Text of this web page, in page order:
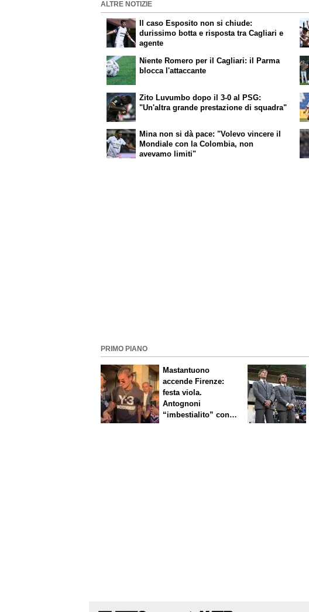
ALTRE NOTIZIE
Il caso Esposito non si chiude:
durissimo botta e risposta tra Cagliari e
agente
Niente Romero per il Cagliari: il Parma
blocca l'attaccante
Zito Luvumbo dopo il 3-0 al PSG:
"Un'altra grande prestazione di squadra"
Mina non si dà pace: "Volevo vincere il
Mondiale con la Colombia, non
avevamo limiti"
PRIMO PIANO
Mastantuono
accende Firenze:
festa viola.
Antognoni
“imbestialito” con